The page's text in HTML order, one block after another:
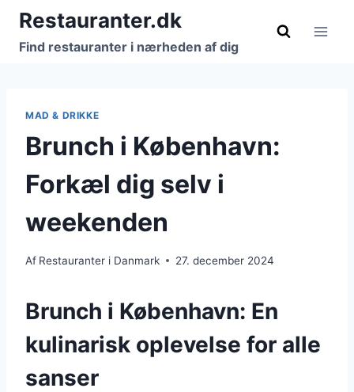
Fortsæt
indhold
Restauranter.dk
Find restauranter i nærheden af dig
MAD & DRIKKE
Brunch i København:
Forkæl dig selv i
weekenden
Af Restauranter i Danmark 27. december 2024
Brunch i København: En
kulinarisk oplevelse for alle
sanser